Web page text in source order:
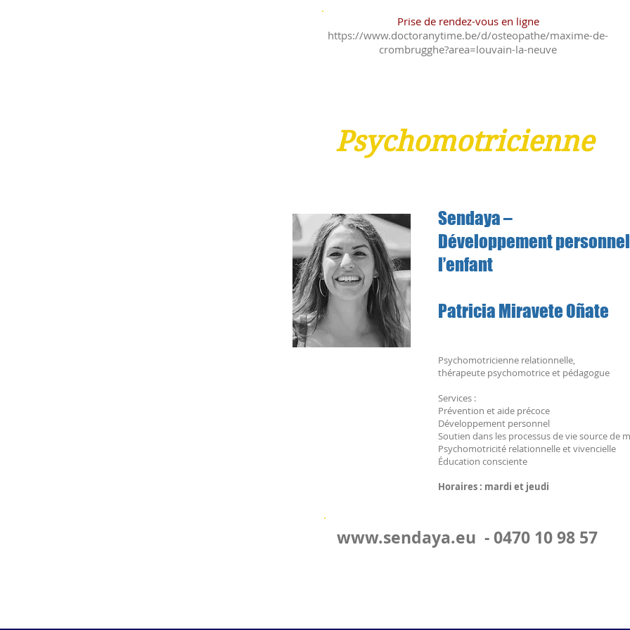
Prise de rendez-vous en ligne
https://www.doctoranytime.be/d/osteopathe/maxime-de-
crombrugghe?area=louvain-la-neuve
Psychomotricienne
Sendaya –
Développement
l’enfant
Patricia Miravete Oñate
Psychomotricienne relationnelle,
thérapeute psychomotrice et pédagogue
Services :
Prévention et aide précoce
Développement personnel
Soutien dans les processus de vie source de
Psychomotricité relationnelle et vivencielle
Éducation consciente
Horaires : mardi et jeudi
www.sendaya.eu - 0470 10 98 57